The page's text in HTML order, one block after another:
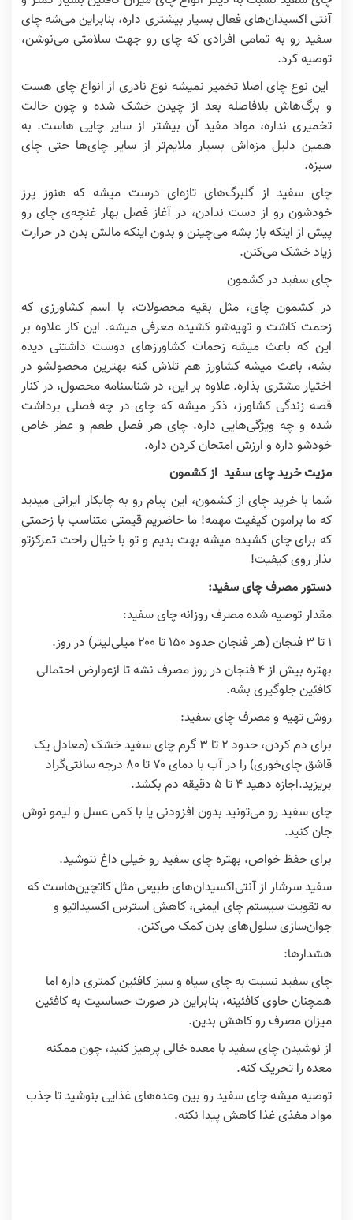
آنتی اکسیدان‌های فعال بسیار بیشتری داره، بنابراین می‌شه چای
سفید رو به تمامی افرادی که چای رو جهت سلامتی می‌نوشن،
توصیه کرد.
این نوع چای اصلا تخمیر نمیشه نوع نادری از انواع چای هست
و برگ‌هاش بلافاصله بعد از چیدن خشک شده و چون حالت
تخمیری نداره، مواد مفید آن بیشتر از سایر چایی هاست. به
همین دلیل مزه‌اش بسیار ملایم‌تر از سایر چای‌ها حتی چای
سبزه.
چای سفید از گلبرگ‌های تازه‌ای درست میشه که هنوز پرز
خودشون رو از دست ندادن، در آغاز فصل بهار غنچه‌ی چای رو
پیش از اینکه باز بشه می‌چینن و بدون اینکه مالش بدن در حرارت
زیاد خشک می‌کنن.
چای سفید در کشمون
در کشمون چای، مثل بقیه محصولات، با اسم کشاورزی که
زحمت کاشت و تهیه‌شو کشیده معرفی میشه. این کار علاوه بر
این که باعث میشه زحمات کشاورزهای دوست داشتنی دیده
بشه، باعث میشه کشاورز هم تلاش کنه بهترین محصولشو در
اختیار مشتری بذاره. علاوه بر این، در شناسنامه محصول، در کنار
قصه زندگی کشاورز، ذکر میشه که چای در چه فصلی برداشت
شده و چه ویژگی‌هایی داره. چای هر فصل طعم و عطر خاص
خودشو داره و ارزش امتحان کردن داره.
مزیت خرید چای سفید از کشمون
شما با خرید چای از کشمون، این پیام رو به چایکار ایرانی میدید
که ما برامون کیفیت مهمه! ما حاضریم قیمتی متناسب با زحمتی
که برای چای کشیده میشه بهت بدیم و تو با خیال راحت تمرکزتو
بذار روی کیفیت!
دستور مصرف چای سفید:
مقدار توصیه شده مصرف روزانه چای سفید:
۱ تا ۳ فنجان (هر فنجان حدود ۱۵۰ تا ۲۰۰ میلی‌لیتر) در روز.
بهتره بیش از۴ فنجان در روز مصرف نشه تا ازعوارض احتمالی
کافئین جلوگیری بشه.
روش تهیه و مصرف چای سفید:
برای دم کردن، حدود ۲ تا ۳ گرم چای سفید خشک (معادل یک
قاشق چای‌خوری) را در آب با دمای ۷۰ تا ۸۰ درجه سانتی‌گراد
بریزید.اجازه دهید۴ تا ۵ دقیقه دم بکشد.
چای سفید رو می‌تونید بدون افزودنی یا با کمی عسل و لیمو نوش
جان کنید.
برای حفظ خواص، بهتره چای سفید رو خیلی داغ ننوشید.
سفید سرشار از آنتی‌اکسیدان‌های طبیعی مثل کاتچین‌هاست که
به تقویت سیستم چای ایمنی، کاهش استرس اکسیداتیو و
جوان‌سازی سلول‌های بدن کمک می‌کنن.
هشدارها:
چای سفید نسبت به چای سیاه و سبز کافئین کمتری داره اما
همچنان حاوی کافئینه، بنابراین در صورت حساسیت به کافئین
میزان مصرف رو کاهش بدین.
از نوشیدن چای سفید با معده خالی پرهیز کنید، چون ممکنه
معده را تحریک کنه.
توصیه میشه چای سفید رو بین وعده‌های غذایی بنوشید تا جذب
مواد مغذی غذا کاهش پیدا نکنه.